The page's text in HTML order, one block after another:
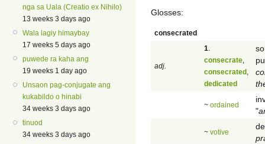
nga sa Uala (Creatio ex Nihilo)
13 weeks 3 days ago
Wala lagiy himaybay
17 weeks 5 days ago
puwede ra kaha ang
19 weeks 1 day ago
Unsaon pag-conjugate ang
kukabildo o hinabi
34 weeks 3 days ago
tinuod
34 weeks 3 days ago
Glosses:
consecrated
adj.
1
consecrate
consecrated
dedicated
~ ordained
"
~ votive